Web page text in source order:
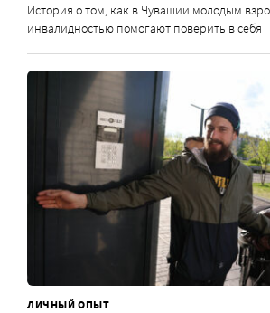
История о том, как в Чувашии молодым
инвалидностью помогают поверить в себя
ЛИЧНЫЙ ОПЫТ